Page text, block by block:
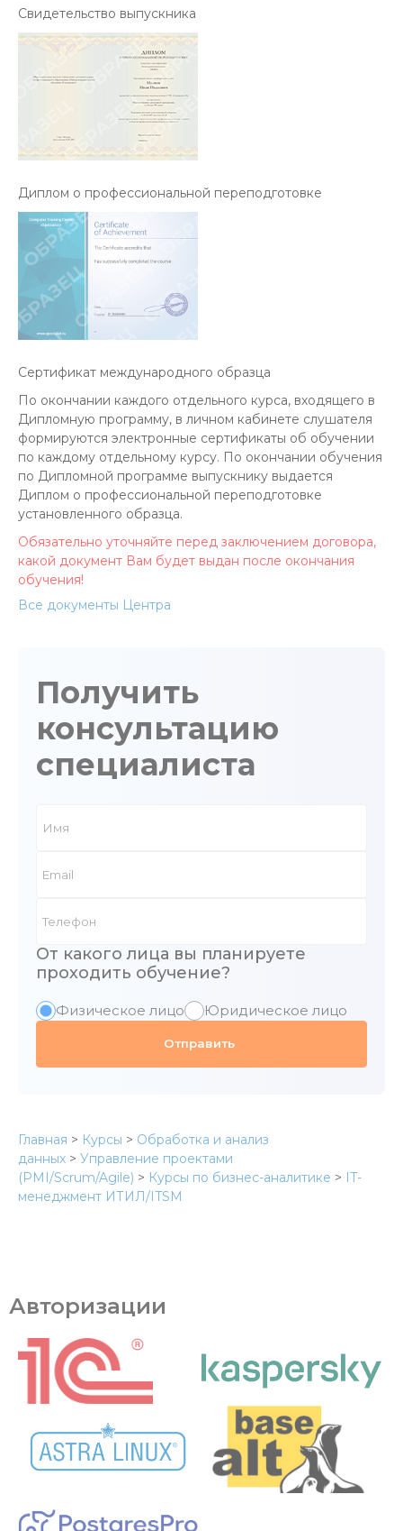
Свидетельство выпускника
Диплом о профессиональной переподготовке
Cертификат международного образца
По окончании каждого отдельного курса, входящего в
Дипломную программу, в личном кабинете слушателя
формируются электронные сертификаты об обучении
по каждому отдельному курсу. По окончании обучения
по Дипломной программе выпускнику выдается
Диплом о профессиональной переподготовке
установленного образца.
Обязательно уточняйте перед заключением договора,
какой документ Вам будет выдан после окончания
обучения!
Все документы Центра
Получить
консультацию
специалиста
От какого лица вы планируете
проходить обучение?
Физическое лицо Юридическое лицо
Главная > Курсы > Обработка и анализ
данных > Управление проектами
(PMI/Scrum/Agile) > Курсы по бизнес-аналитике > IT-
менеджмент ИТИЛ/ITSM
Авторизации